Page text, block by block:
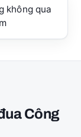
không qua
Công